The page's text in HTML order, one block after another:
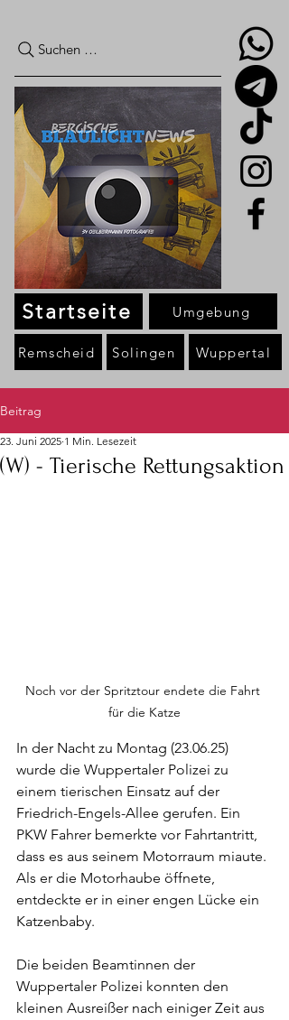
Suchen …
Startseite
Remscheid Solingen Wuppertal
Umgebung
Beitrag
(W) - Tierische Rettungsaktion
23. Juni 2025 1 Min. Lesezeit
Noch vor der Spritztour endete die Fahrt
für die Katze
In der Nacht zu Montag (23.06.25)
wurde die Wuppertaler Polizei zu
einem tierischen Einsatz auf der
Friedrich-Engels-Allee gerufen. Ein
PKW Fahrer bemerkte vor Fahrtantritt,
dass es aus seinem Motorraum miaute.
Als er die Motorhaube öffnete,
entdeckte er in einer engen Lücke ein
Katzenbaby.
Die beiden Beamtinnen der
Wuppertaler Polizei konnten den
kleinen Ausreißer nach einiger Zeit aus